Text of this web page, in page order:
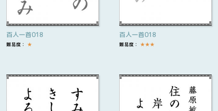
百人一首018
難易度： ★
百人一首018
難易度： ★★★